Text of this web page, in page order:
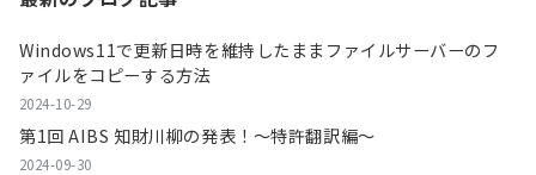
Windows11で更新日時を維持したままファイルサーバーのフ
ァイルをコピーする方法
2024-10-29
第1回 AIBS 知財川柳の発表！～特許翻訳編～
2024-09-30